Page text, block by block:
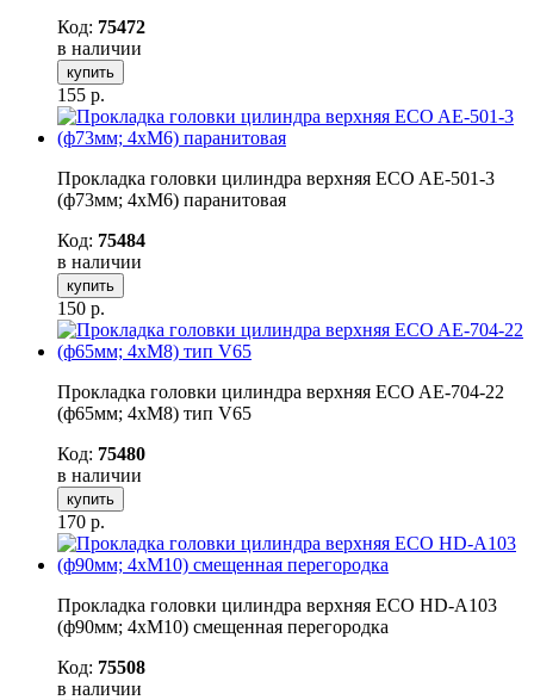
Код: 75472
в наличии
купить
155 р.
Прокладка головки цилиндра верхняя ECO AE-501-3
(ф73мм; 4хМ6) паранитовая
Код: 75484
в наличии
купить
150 р.
Прокладка головки цилиндра верхняя ECO AE-704-22
(ф65мм; 4хМ8) тип V65
Код: 75480
в наличии
купить
170 р.
Прокладка головки цилиндра верхняя ECO HD-A103
(ф90мм; 4хМ10) смещенная перегородка
Код: 75508
в наличии